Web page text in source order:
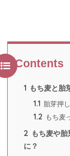
Contents
1 もち麦と胎
1.1 胎芽押
1.2 もち麦
2 もち麦や
に？